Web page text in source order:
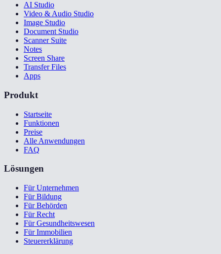
AI Studio
Video & Audio Studio
Image Studio
Document Studio
Scanner Suite
Notes
Screen Share
Transfer Files
Apps
Produkt
Startseite
Funktionen
Preise
Alle Anwendungen
FAQ
Lösungen
Für Unternehmen
Für Bildung
Für Behörden
Für Recht
Für Gesundheitswesen
Für Immobilien
Steuererklärung